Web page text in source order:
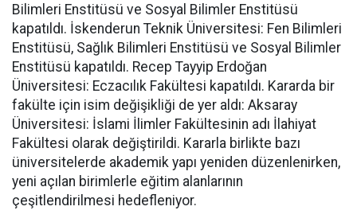
Bilimleri Enstitüsü ve Sosyal Bilimler Enstitüsü
kapatıldı. İskenderun Teknik Üniversitesi: Fen Bilimleri
Enstitüsü, Sağlık Bilimleri Enstitüsü ve Sosyal Bilimler
Enstitüsü kapatıldı. Recep Tayyip Erdoğan
Üniversitesi: Eczacılık Fakültesi kapatıldı. Kararda bir
fakülte için isim değişikliği de yer aldı: Aksaray
Üniversitesi: İslami İlimler Fakültesinin adı İlahiyat
Fakültesi olarak değiştirildi. Kararla birlikte bazı
üniversitelerde akademik yapı yeniden düzenlenirken,
yeni açılan birimlerle eğitim alanlarının
çeşitlendirilmesi hedefleniyor.